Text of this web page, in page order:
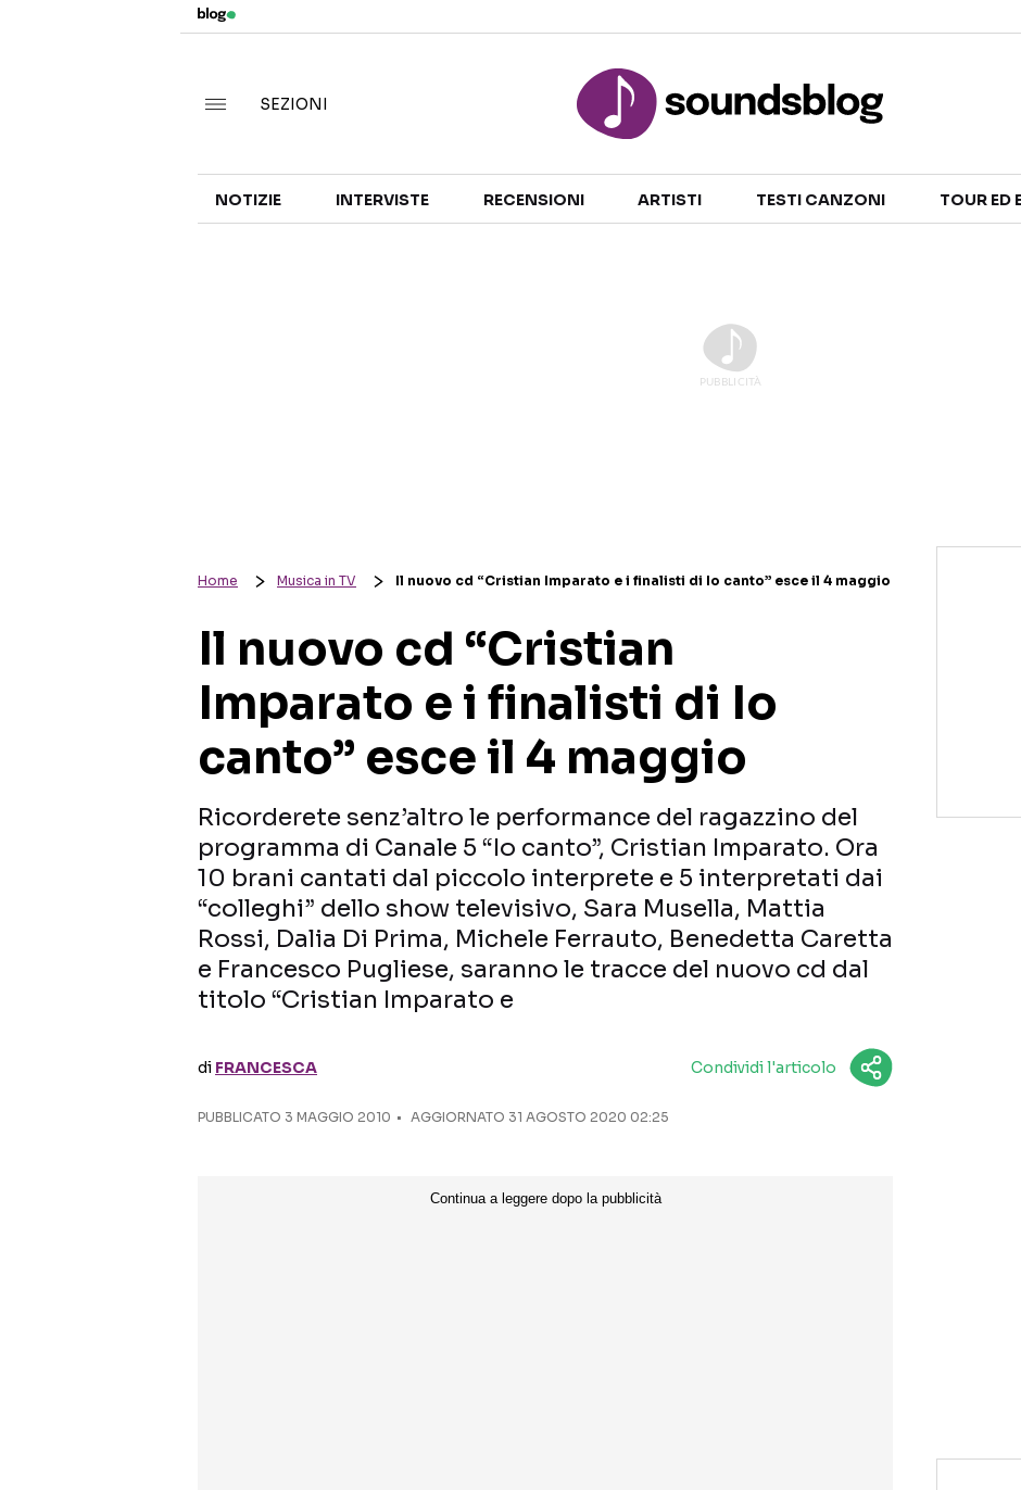
TALENT SHOW
SEZIONI
NOTIZIE INTERVISTE RECENSIONI ARTISTI TESTI CANZONI TOUR ED
Home Musica in TV Il nuovo cd “Cristian Imparato e i finalisti di Io canto” esce il 4 maggio
Il nuovo cd “Cristian
Imparato e i finalisti di Io
canto” esce il 4 maggio
Ricorderete senz’altro le performance del ragazzino del
programma di Canale 5 “Io canto”, Cristian Imparato. Ora
10 brani cantati dal piccolo interprete e 5 interpretati dai
“colleghi” dello show televisivo, Sara Musella, Mattia
Rossi, Dalia Di Prima, Michele Ferrauto, Benedetta Caretta
e Francesco Pugliese, saranno le tracce del nuovo cd dal
titolo “Cristian Imparato e
di FRANCESCA Condividi l'articolo
PUBBLICATO 3 MAGGIO 2010 AGGIORNATO 31 AGOSTO 2020 02:25